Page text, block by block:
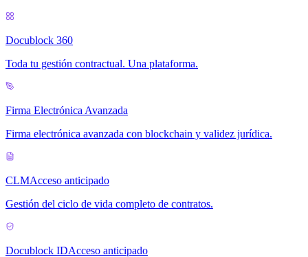
Docublock 360
Toda tu gestión contractual. Una plataforma.
Firma Electrónica Avanzada
Firma electrónica avanzada con blockchain y validez jurídica.
CLMAcceso anticipado
Gestión del ciclo de vida completo de contratos.
Docublock IDAcceso anticipado